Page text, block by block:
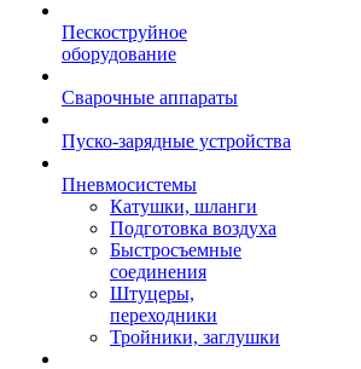
Пескоструйное
оборудование
Сварочные аппараты
Пуско-зарядные устройства
Пневмосистемы
Катушки, шланги
Подготовка воздуха
Быстросъемные
соединения
Штуцеры,
переходники
Тройники, заглушки